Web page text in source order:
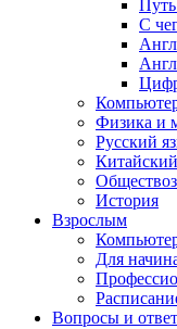
С
Физика и
Русский
История
Взрослым
Для
Вопросы и